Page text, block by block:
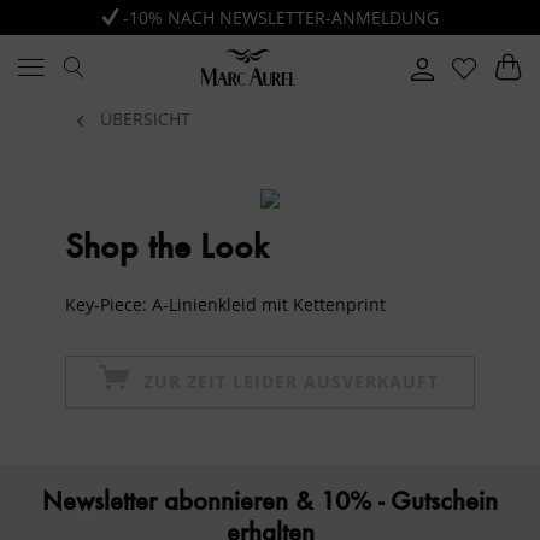
-10% NACH NEWSLETTER-ANMELDUNG
ÜBERSICHT
Shop the Look
Key-Piece: A-Linienkleid mit Kettenprint
Newsletter abonnieren & 10% - Gutschein
erhalten